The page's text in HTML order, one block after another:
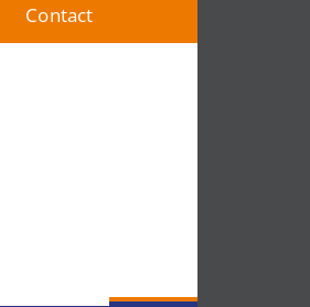
Contact